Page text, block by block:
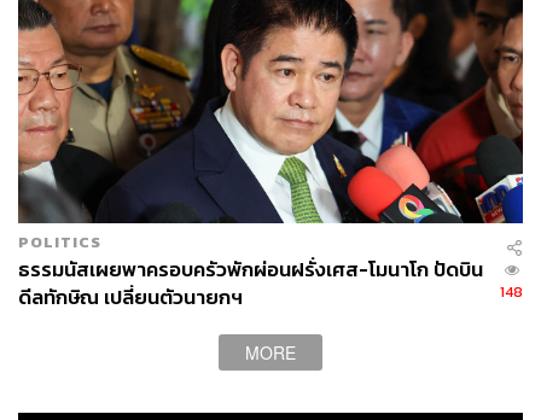
ในราคาที่เข้าถึงได้
POLITICS
ธรรมนัสเผยพาครอบครัวพักผ่อนฝรั่งเศส-โมนาโก ปัดบิน
ดีลทักษิณ เปลี่ยนตัวนายกฯ
148
MORE